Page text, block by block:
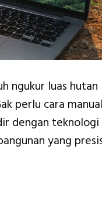
ngukur luas hutan
perlu cara
dengan teknologi
yang